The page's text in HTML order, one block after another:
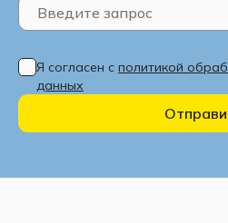
Я согласен с политикой
данных